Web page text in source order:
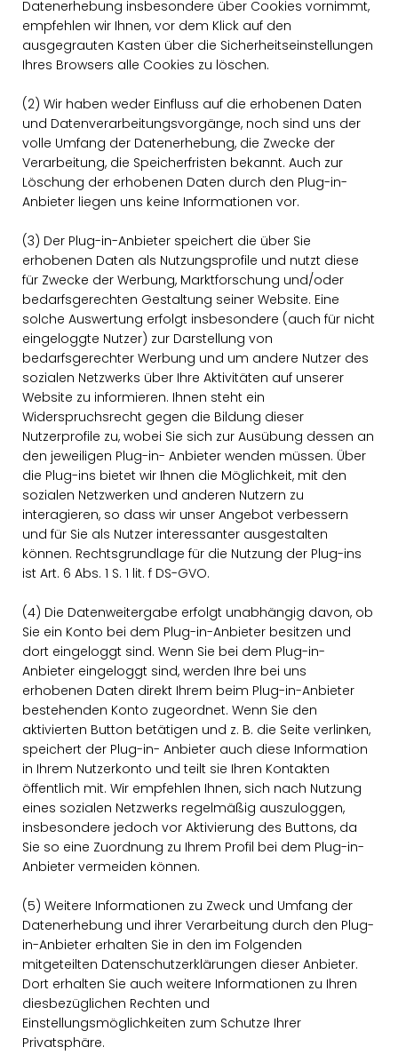
Datenerhebung insbesondere über Cookies vornimmt,
empfehlen wir Ihnen, vor dem Klick auf den
ausgegrauten Kasten über die Sicherheitseinstellungen
Ihres Browsers alle Cookies zu löschen.
(2) Wir haben weder Einfluss auf die erhobenen Daten
und Datenverarbeitungsvorgänge, noch sind uns der
volle Umfang der Datenerhebung, die Zwecke der
Verarbeitung, die Speicherfristen bekannt. Auch zur
Löschung der erhobenen Daten durch den Plug-in-
Anbieter liegen uns keine Informationen vor.
(3) Der Plug-in-Anbieter speichert die über Sie
erhobenen Daten als Nutzungsprofile und nutzt diese
für Zwecke der Werbung, Marktforschung und/oder
bedarfsgerechten Gestaltung seiner Website. Eine
solche Auswertung erfolgt insbesondere (auch für nicht
eingeloggte Nutzer) zur Darstellung von
bedarfsgerechter Werbung und um andere Nutzer des
sozialen Netzwerks über Ihre Aktivitäten auf unserer
Website zu informieren. Ihnen steht ein
Widerspruchsrecht gegen die Bildung dieser
Nutzerprofile zu, wobei Sie sich zur Ausübung dessen an
den jeweiligen Plug-in- Anbieter wenden müssen. Über
die Plug-ins bietet wir Ihnen die Möglichkeit, mit den
sozialen Netzwerken und anderen Nutzern zu
interagieren, so dass wir unser Angebot verbessern
und für Sie als Nutzer interessanter ausgestalten
können. Rechtsgrundlage für die Nutzung der Plug-ins
ist Art. 6 Abs. 1 S. 1 lit. f DS-GVO.
(4) Die Datenweitergabe erfolgt unabhängig davon, ob
Sie ein Konto bei dem Plug-in-Anbieter besitzen und
dort eingeloggt sind. Wenn Sie bei dem Plug-in-
Anbieter eingeloggt sind, werden Ihre bei uns
erhobenen Daten direkt Ihrem beim Plug-in-Anbieter
bestehenden Konto zugeordnet. Wenn Sie den
aktivierten Button betätigen und z. B. die Seite verlinken,
speichert der Plug-in- Anbieter auch diese Information
in Ihrem Nutzerkonto und teilt sie Ihren Kontakten
öffentlich mit. Wir empfehlen Ihnen, sich nach Nutzung
eines sozialen Netzwerks regelmäßig auszuloggen,
insbesondere jedoch vor Aktivierung des Buttons, da
Sie so eine Zuordnung zu Ihrem Profil bei dem Plug-in-
Anbieter vermeiden können.
(5) Weitere Informationen zu Zweck und Umfang der
Datenerhebung und ihrer Verarbeitung durch den Plug-
in-Anbieter erhalten Sie in den im Folgenden
mitgeteilten Datenschutzerklärungen dieser Anbieter.
Dort erhalten Sie auch weitere Informationen zu Ihren
diesbezüglichen Rechten und
Einstellungsmöglichkeiten zum Schutze Ihrer
Privatsphäre.